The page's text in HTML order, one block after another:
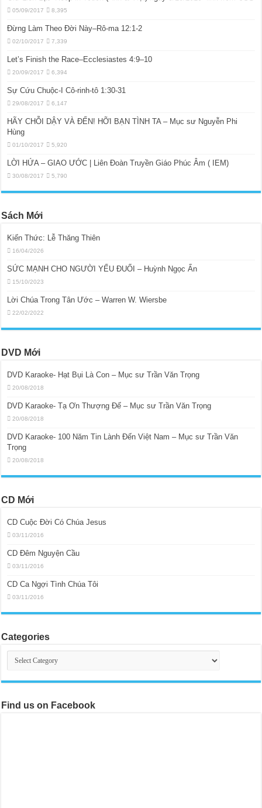
05/09/2017 8,395
Đừng Làm Theo Đời Này–Rô-ma 12:1-2
02/10/2017 7,339
Let’s Finish the Race–Ecclesiastes 4:9–10
20/09/2017 6,394
Sự Cứu Chuộc-I Cô-rinh-tô 1:30-31
29/08/2017 6,147
HÃY CHỖI DẬY VÀ ĐẾN! HỠI BẠN TÌNH TA – Mục sư Nguyễn Phi
Hùng
01/10/2017 5,920
LỜI HỨA – GIAO ƯỚC | Liên Đoàn Truyền Giáo Phúc Âm ( IEM)
30/08/2017 5,790
Sách Mới
Kiến Thức: Lễ Thăng Thiên
16/04/2026
SỨC MẠNH CHO NGƯỜI YẾU ĐUỐI – Huỳnh Ngọc Ẩn
15/10/2023
Lời Chúa Trong Tân Ước – Warren W. Wiersbe
22/02/2022
DVD Mới
DVD Karaoke- Hạt Bụi Là Con – Mục sư Trần Văn Trọng
20/08/2018
DVD Karaoke- Tạ Ơn Thượng Đế – Mục sư Trần Văn Trọng
20/08/2018
DVD Karaoke- 100 Năm Tin Lành Đến Việt Nam – Mục sư Trần Văn
Trọng
20/08/2018
CD Mới
CD Cuộc Đời Có Chúa Jesus
03/11/2016
CD Đêm Nguyện Cầu
03/11/2016
CD Ca Ngợi Tình Chúa Tôi
03/11/2016
Categories
Categories
Find us on Facebook